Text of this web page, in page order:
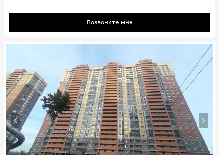
Позвоните мне